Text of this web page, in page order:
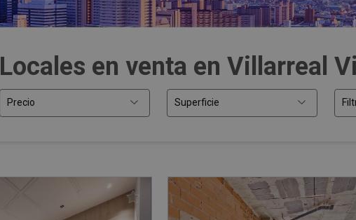
Locales en venta en Villarreal
Precio Superficie